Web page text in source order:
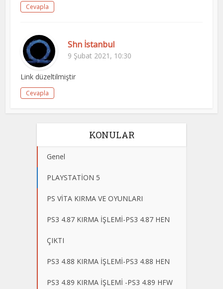
Cevapla
Shn İstanbul
9 Şubat 2021, 10:30
Link düzeltilmiştir
Cevapla
KONULAR
Genel
PLAYSTATİON 5
PS VİTA KIRMA VE OYUNLARI
PS3 4.87 KIRMA İŞLEMİ-PS3 4.87 HEN
ÇIKTI
PS3 4.88 KIRMA İŞLEMİ-PS3 4.88 HEN
PS3 4.89 KIRMA İŞLEMİ -PS3 4.89 HFW